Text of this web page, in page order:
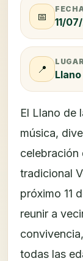
📅 11/
📍
LUGAR
El Llano de
música,
celebración
tradicional
próximo 11
reunir a
todas las